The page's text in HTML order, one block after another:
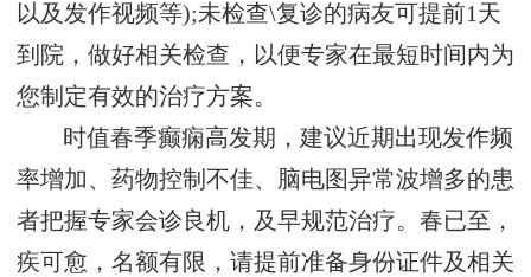
以及发作视频等);未检查\复诊的病友可提前1天
到院，做好相关检查，以便专家在最短时间内为
您制定有效的治疗方案。
时值春季癫痫高发期，建议近期出现发作频
率增加、药物控制不佳、脑电图异常波增多的患
者把握专家会诊良机，及早规范治疗。春已至，
疾可愈，名额有限，请提前准备身份证件及相关